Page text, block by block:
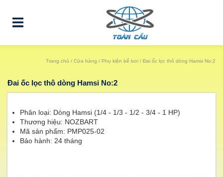
Trang chủ / Cửa hàng / Phụ kiện bể bơi / Đai ốc lọc thô dòng Hamsi No:2
Đai ốc lọc thô dòng Hamsi No:2
Phân loại: Dòng Hamsi (1/4 - 1/3 - 1/2 - 3/4 - 1 HP)
Thương hiệu: NOZBART
Mã sản phẩm: PMP025-02
Bảo hành: 24 tháng